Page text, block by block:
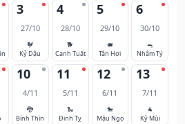
3
27/10
🐓
Kỷ Dậu
4
28/10
🐕
Canh Tuất
5
29/10
🐖
Tân Hợi
6
30/10
🐀
Nhâm Tý
10
4/11
🐉
Bính Thìn
11
5/11
🐍
Đinh Tỵ
12
6/11
🐎
Mậu Ngọ
13
7/11
🐐
Kỷ Mùi